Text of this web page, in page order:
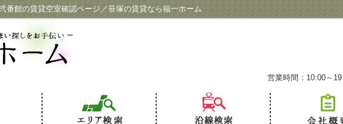
番館の賃貸空室確認ページ／笹塚の賃貸なら福一ホーム
営業時間：10:00～